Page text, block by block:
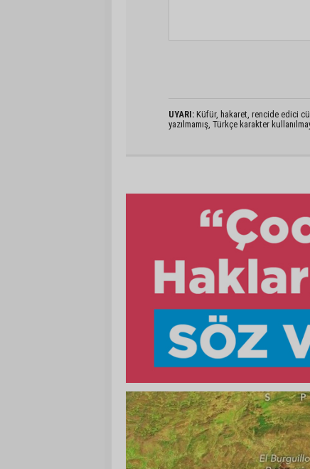
UYARI: Küfür, hakaret, rencide edici
yazılmamış, Türkçe karakter